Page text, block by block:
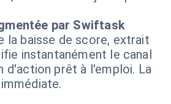
par Swiftask
la baisse de score, extrait
instantanément le canal
d'action prêt à l'emploi. La